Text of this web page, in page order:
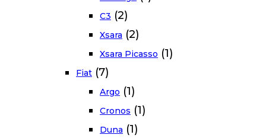
C3 (2)
Xsara (2)
Xsara Picasso (1)
Fiat (7)
Argo (1)
Cronos (1)
Duna (1)